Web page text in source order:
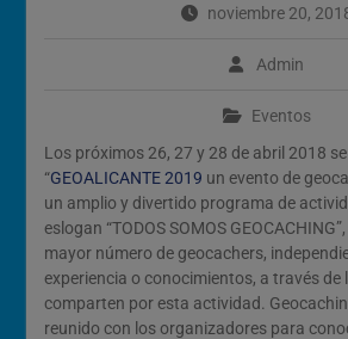
Calendario de Eventos
Evento del 1 de mayo de
noviembre 20,
Admin
Eventos
Los próximos 26, 27 y 28 de abril 2018 se
“GEOALICANTE 2019 un evento de
un amplio y divertido programa de
eslogan “TODOS SOMOS
mayor número de geocachers,
experiencia o conocimientos, a través
comparten por esta actividad.
reunido con los organizadores para